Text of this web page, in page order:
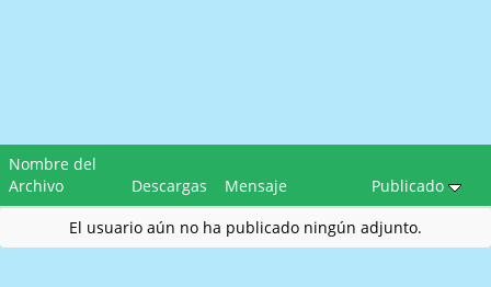
Nombre del
Archivo
Descargas Mensaje
Publicado
El usuario aún no ha publicado ningún adjunto.